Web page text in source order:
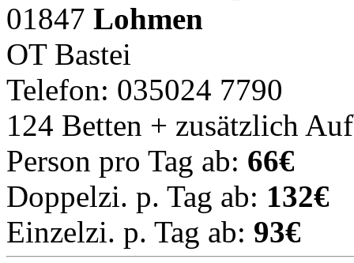
01847 Lohmen
OT Bastei
Telefon: 035024 7790
124 Betten + zusätzlich
Person pro Tag ab: 66€
Doppelzi. p. Tag ab: 132€
Einzelzi. p. Tag ab: 93€